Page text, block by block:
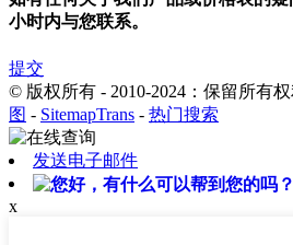
小时内与您联系。
提交
© 版权所有 - 2010-2024：保留所有权
图 - SitemapTrans - 热门搜索
发送电子邮件
x